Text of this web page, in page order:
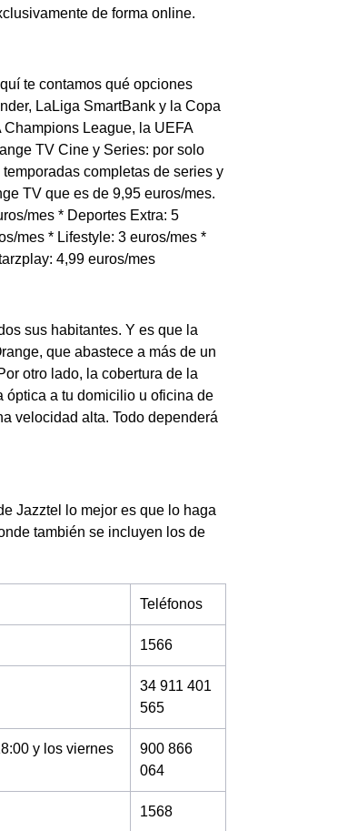
de forma online.
te contamos qué opciones
LaLiga SmartBank y la Copa
League, la UEFA
TV Cine y Series: por solo
completas de series y
TV que es de 9,95 euros/mes.
mes * Deportes Extra: 5
mes * Lifestyle: 3 euros/mes *
4,99 euros/mes
sus habitantes. Y es que la
que abastece a más de un
otro lado, la cobertura de la
óptica a tu domicilio u oficina de
velocidad alta. Todo dependerá
Jazztel lo mejor es que lo haga
también se incluyen los de
Teléfonos
1566
34 911 401
565
y los viernes
900 866
064
1568